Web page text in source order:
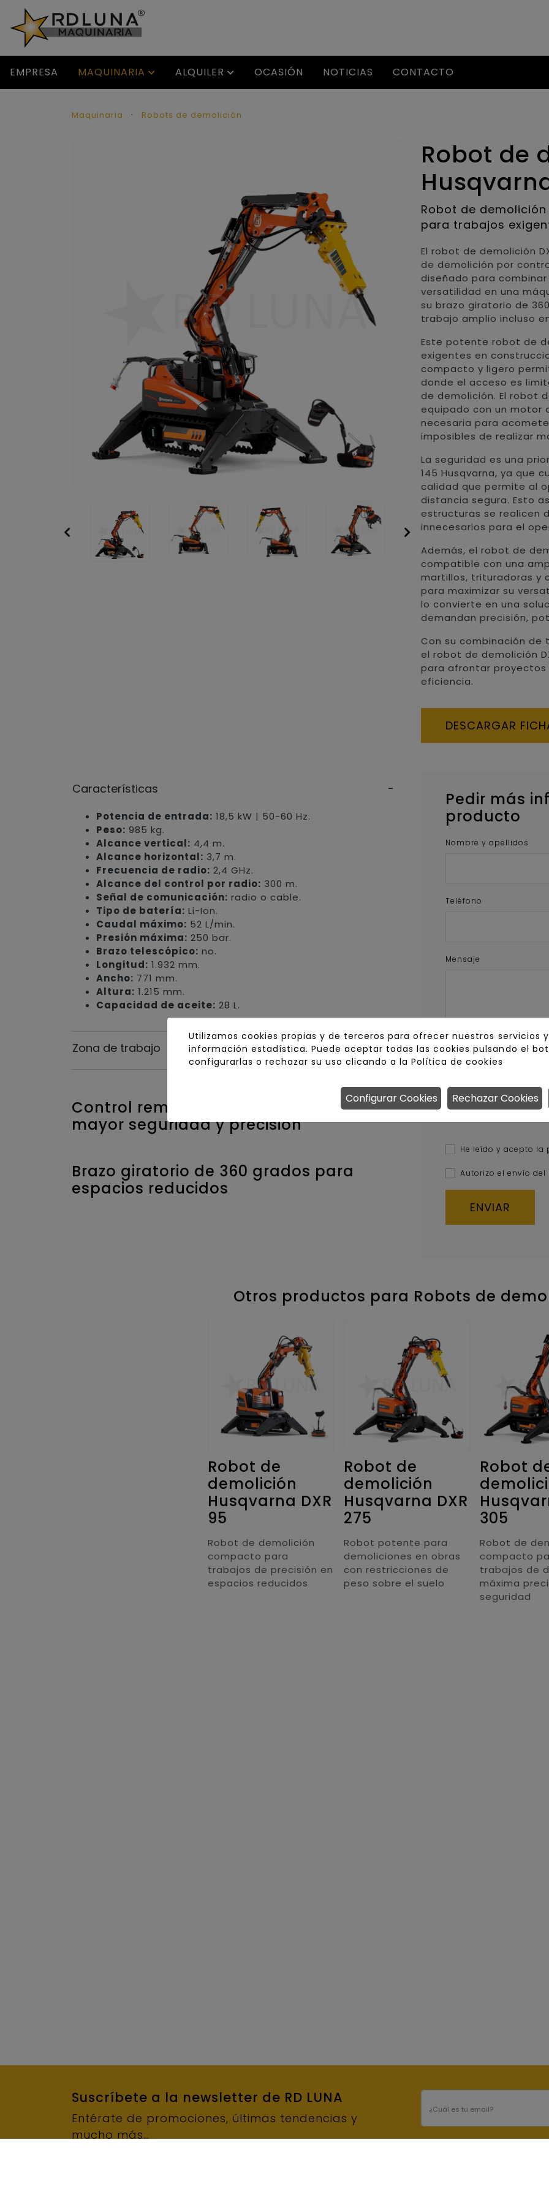
EMPRESA MAQUINARIA ALQUILER OCASIÓN NOTICIAS CONTACTO
Maquinaria Robots de demolición
Robot de
Robot de
para trabajos
El robot de demolición
de demolición por
diseñado para
versatilidad en una
su brazo giratorio de
trabajo amplio incluso
Este potente robot de
exigentes en
compacto y ligero
donde el acceso es
de demolición. El robot
equipado con un motor
necesaria para
imposibles de realizar
La seguridad es una
145 Husqvarna, ya que
calidad que permite al
distancia segura. Esto
estructuras se realicen
innecesarios para el
Además, el robot de
compatible con una
martillos, trituradoras y
para maximizar su
lo convierte en una
demandan precisión,
Con su combinación de
el robot de demolición
para afrontar
eficiencia.
DESCARGAR
Características
Potencia de entrada: 18,5 kW | 50-60 Hz.
Peso: 985 kg.
Alcance vertical: 4,4 m.
Alcance horizontal: 3,7 m.
Frecuencia de radio: 2,4 GHz.
Alcance del control por radio: 300 m.
Señal de comunicación: radio o cable.
Tipo de batería: Li-Ion.
Caudal máximo: 52 L/min.
Presión máxima: 250 bar.
Brazo telescópico: no.
Longitud: 1.932 mm.
Ancho: 771 mm.
Altura: 1.215 mm.
Capacidad de aceite: 28 L.
Zona de trabajo
Control remoto para trabajar con
mayor seguridad y precisión
Brazo giratorio de 360 grados para
espacios reducidos
Pedir más
producto
Nombre y apellidos
Teléfono
Mensaje
INFORMACIÓN BÁSICA DE
Y ENCOFRADOS, S.L.U. Finalidad
newsletters, comunicaciones
legítimo y consentimiento del
exista un interés mutuo o durante
legales. Destinatarios:
consentimiento en cualquier
de sus datos y a la limitación u
derechos: rdluna@rdluna.com
nuestraPolítica de Privacidad.
He leído y acepto la
Autorizo el envío
Otros productos para Robots de
Robot de
demolición
Husqvarna DXR
95
Robot de demolición
compacto para
trabajos de precisión en
espacios reducidos
Robot de
demolición
Husqvarna DXR
275
Robot potente para
demoliciones en obras
con restricciones de
peso sobre el suelo
Robot
305
Robot de
compacto
trabajos de
máxima
seguridad
Suscríbete a la newsletter de RD LUNA
Entérate de promociones, últimas tendencias y
mucho más…
E-mail
Utilizamos cookies propias y de terceros para ofrecer nuestros servicios
información estadística. Puede aceptar todas las cookies pulsando el
configurarlas o rechazar su uso clicando a laPolítica de cookies
Rechazar Cookies
Configurar Cookies